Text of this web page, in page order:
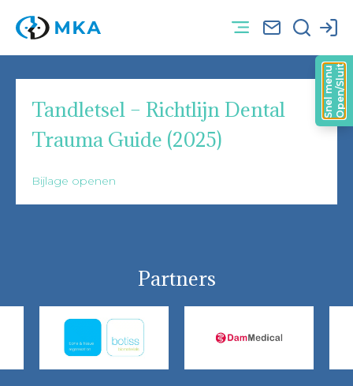
Tandletsel – Richtlijn Dental
Trauma Guide (2025)
Bijlage openen
Partners
Open/Sluit
Snel menu